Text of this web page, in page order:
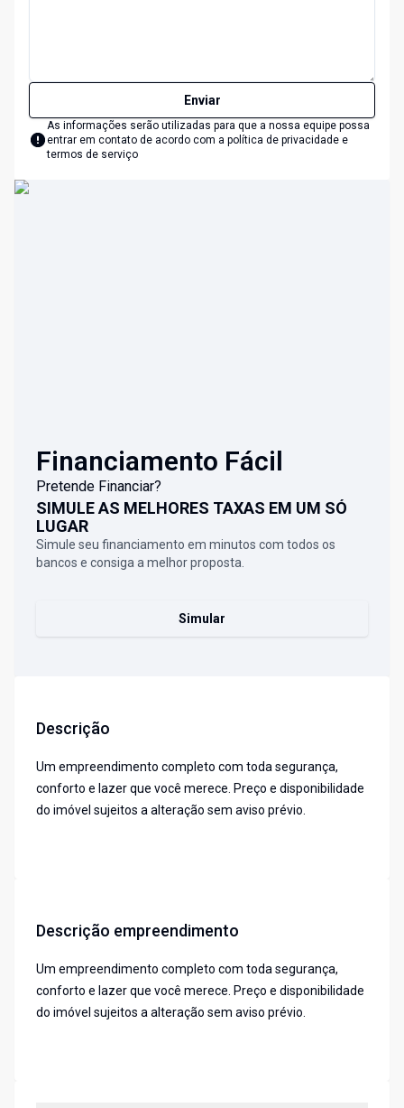
Enviar
As informações serão utilizadas para que a nossa equipe possa
entrar em contato de acordo com a política de privacidade e
termos de serviço
Financiamento Fácil
Pretende Financiar?
SIMULE AS MELHORES TAXAS EM UM SÓ
LUGAR
Simule seu financiamento em minutos com todos os
bancos e consiga a melhor proposta.
Simular
Descrição
Um empreendimento completo com toda segurança,
conforto e lazer que você merece. Preço e disponibilidade
do imóvel sujeitos a alteração sem aviso prévio.
Descrição empreendimento
Um empreendimento completo com toda segurança,
conforto e lazer que você merece. Preço e disponibilidade
do imóvel sujeitos a alteração sem aviso prévio.